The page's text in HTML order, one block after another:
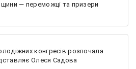
— переможці та призери
конгресів розпочала
Олеся Садова